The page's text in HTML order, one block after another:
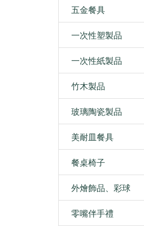
五金餐具
一次性塑製品
一次性紙製品
竹木製品
玻璃陶瓷製品
美耐皿餐具
餐桌椅子
外燴飾品、彩球
零嘴伴手禮